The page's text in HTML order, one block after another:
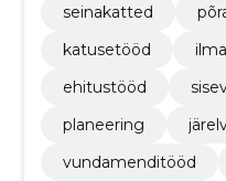
seinakatted
katusetööd
ehitustööd
planeering
vundamenditööd